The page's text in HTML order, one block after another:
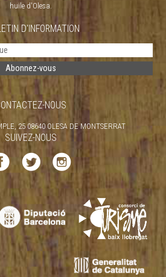
huile d'Olesa.
D'INFORMATION
NOUS
25 08640 OLESA DE MONTSERRAT
SUIVEZ-NOUS